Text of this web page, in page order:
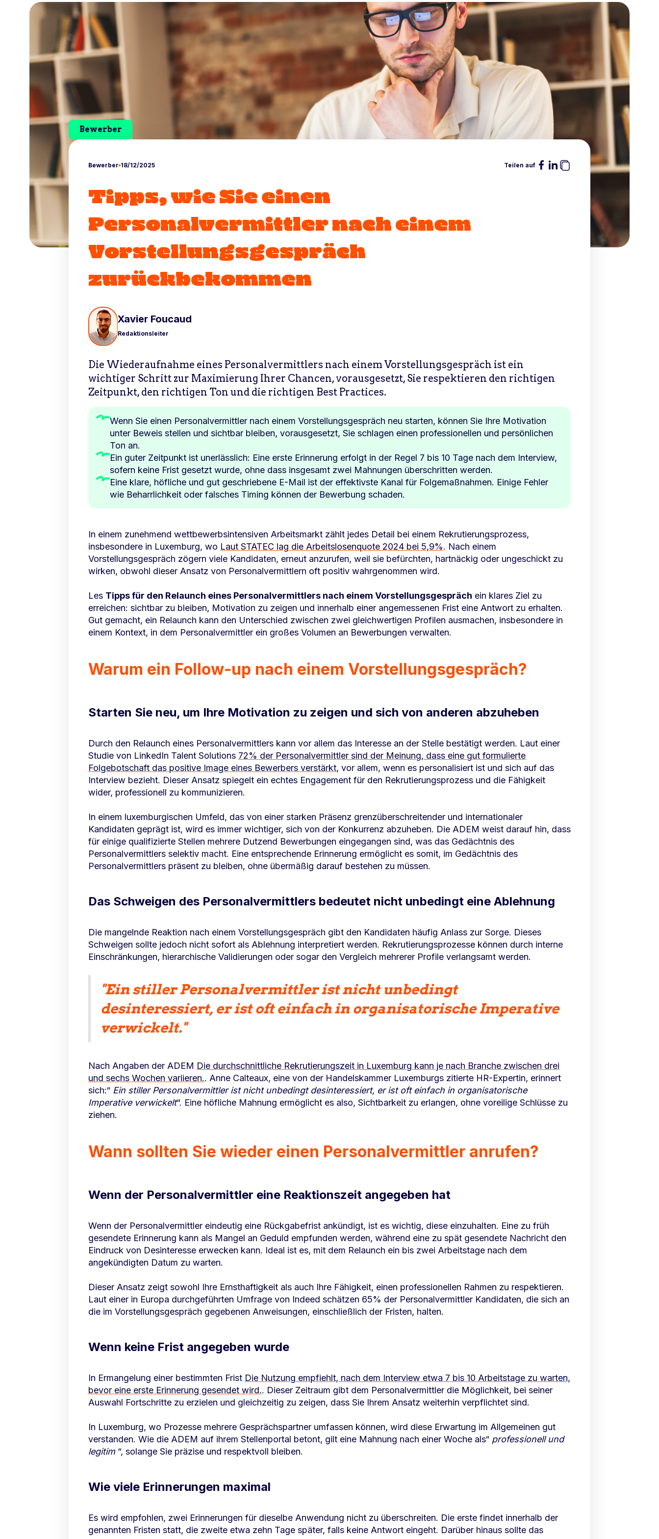
Bewerber
Bewerber 18/12/2025 Teilen auf
Tipps, wie Sie einen
Personalvermittler nach einem
Vorstellungsgespräch
zurückbekommen
Xavier Foucaud
Redaktionsleiter
Die Wiederaufnahme eines Personalvermittlers nach einem Vorstellungsgespräch ist ein
wichtiger Schritt zur Maximierung Ihrer Chancen, vorausgesetzt, Sie respektieren den richtigen
Zeitpunkt, den richtigen Ton und die richtigen Best Practices.
Wenn Sie einen Personalvermittler nach einem Vorstellungsgespräch neu starten, können Sie Ihre Motivation
unter Beweis stellen und sichtbar bleiben, vorausgesetzt, Sie schlagen einen professionellen und persönlichen
Ton an.
Ein guter Zeitpunkt ist unerlässlich: Eine erste Erinnerung erfolgt in der Regel 7 bis 10 Tage nach dem Interview,
sofern keine Frist gesetzt wurde, ohne dass insgesamt zwei Mahnungen überschritten werden.
Eine klare, höfliche und gut geschriebene E-Mail ist der effektivste Kanal für Folgemaßnahmen. Einige Fehler
wie Beharrlichkeit oder falsches Timing können der Bewerbung schaden.
In einem zunehmend wettbewerbsintensiven Arbeitsmarkt zählt jedes Detail bei einem Rekrutierungsprozess,
insbesondere in Luxemburg, wo Laut STATEC lag die Arbeitslosenquote 2024 bei 5,9%. Nach einem
Vorstellungsgespräch zögern viele Kandidaten, erneut anzurufen, weil sie befürchten, hartnäckig oder ungeschickt zu
wirken, obwohl dieser Ansatz von Personalvermittlern oft positiv wahrgenommen wird.
Les Tipps für den Relaunch eines Personalvermittlers nach einem Vorstellungsgespräch ein klares Ziel zu
erreichen: sichtbar zu bleiben, Motivation zu zeigen und innerhalb einer angemessenen Frist eine Antwort zu erhalten.
Gut gemacht, ein Relaunch kann den Unterschied zwischen zwei gleichwertigen Profilen ausmachen, insbesondere in
einem Kontext, in dem Personalvermittler ein großes Volumen an Bewerbungen verwalten.
Warum ein Follow-up nach einem Vorstellungsgespräch?
Starten Sie neu, um Ihre Motivation zu zeigen und sich von anderen abzuheben
Durch den Relaunch eines Personalvermittlers kann vor allem das Interesse an der Stelle bestätigt werden. Laut einer
Studie von LinkedIn Talent Solutions 72% der Personalvermittler sind der Meinung, dass eine gut formulierte
Folgebotschaft das positive Image eines Bewerbers verstärkt, vor allem, wenn es personalisiert ist und sich auf das
Interview bezieht. Dieser Ansatz spiegelt ein echtes Engagement für den Rekrutierungsprozess und die Fähigkeit
wider, professionell zu kommunizieren.
In einem luxemburgischen Umfeld, das von einer starken Präsenz grenzüberschreitender und internationaler
Kandidaten geprägt ist, wird es immer wichtiger, sich von der Konkurrenz abzuheben. Die ADEM weist darauf hin, dass
für einige qualifizierte Stellen mehrere Dutzend Bewerbungen eingegangen sind, was das Gedächtnis des
Personalvermittlers selektiv macht. Eine entsprechende Erinnerung ermöglicht es somit, im Gedächtnis des
Personalvermittlers präsent zu bleiben, ohne übermäßig darauf bestehen zu müssen.
Das Schweigen des Personalvermittlers bedeutet nicht unbedingt eine Ablehnung
Die mangelnde Reaktion nach einem Vorstellungsgespräch gibt den Kandidaten häufig Anlass zur Sorge. Dieses
Schweigen sollte jedoch nicht sofort als Ablehnung interpretiert werden. Rekrutierungsprozesse können durch interne
Einschränkungen, hierarchische Validierungen oder sogar den Vergleich mehrerer Profile verlangsamt werden.
"Ein stiller Personalvermittler ist nicht unbedingt
desinteressiert, er ist oft einfach in organisatorische Imperative
verwickelt."
Nach Angaben der ADEM Die durchschnittliche Rekrutierungszeit in Luxemburg kann je nach Branche zwischen drei
und sechs Wochen variieren.. Anne Calteaux, eine von der Handelskammer Luxemburgs zitierte HR-Expertin, erinnert
sich:“ Ein stiller Personalvermittler ist nicht unbedingt desinteressiert, er ist oft einfach in organisatorische
Imperative verwickelt“. Eine höfliche Mahnung ermöglicht es also, Sichtbarkeit zu erlangen, ohne voreilige Schlüsse zu
ziehen.
Wann sollten Sie wieder einen Personalvermittler anrufen?
Wenn der Personalvermittler eine Reaktionszeit angegeben hat
Wenn der Personalvermittler eindeutig eine Rückgabefrist ankündigt, ist es wichtig, diese einzuhalten. Eine zu früh
gesendete Erinnerung kann als Mangel an Geduld empfunden werden, während eine zu spät gesendete Nachricht den
Eindruck von Desinteresse erwecken kann. Ideal ist es, mit dem Relaunch ein bis zwei Arbeitstage nach dem
angekündigten Datum zu warten.
Dieser Ansatz zeigt sowohl Ihre Ernsthaftigkeit als auch Ihre Fähigkeit, einen professionellen Rahmen zu respektieren.
Laut einer in Europa durchgeführten Umfrage von Indeed schätzen 65% der Personalvermittler Kandidaten, die sich an
die im Vorstellungsgespräch gegebenen Anweisungen, einschließlich der Fristen, halten.
Wenn keine Frist angegeben wurde
In Ermangelung einer bestimmten Frist Die Nutzung empfiehlt, nach dem Interview etwa 7 bis 10 Arbeitstage zu warten,
bevor eine erste Erinnerung gesendet wird.. Dieser Zeitraum gibt dem Personalvermittler die Möglichkeit, bei seiner
Auswahl Fortschritte zu erzielen und gleichzeitig zu zeigen, dass Sie Ihrem Ansatz weiterhin verpflichtet sind.
In Luxemburg, wo Prozesse mehrere Gesprächspartner umfassen können, wird diese Erwartung im Allgemeinen gut
verstanden. Wie die ADEM auf ihrem Stellenportal betont, gilt eine Mahnung nach einer Woche als“ professionell und
legitim“, solange Sie präzise und respektvoll bleiben.
Wie viele Erinnerungen maximal
Es wird empfohlen, zwei Erinnerungen für dieselbe Anwendung nicht zu überschreiten. Die erste findet innerhalb der
genannten Fristen statt, die zweite etwa zehn Tage später, falls keine Antwort eingeht. Darüber hinaus sollte das